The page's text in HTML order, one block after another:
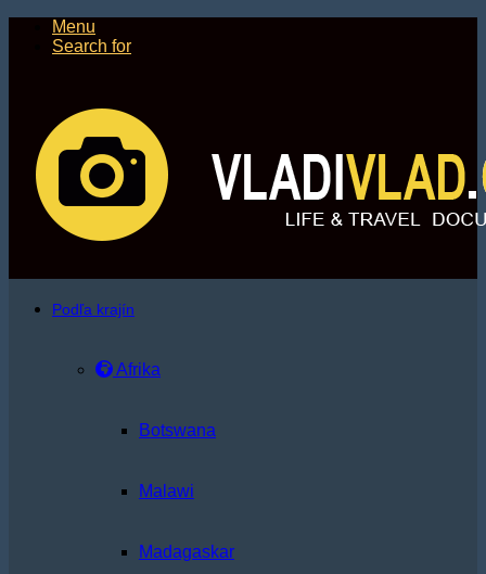
Menu
Search for
Podľa krajín
Afrika
Botswana
Malawi
Madagaskar